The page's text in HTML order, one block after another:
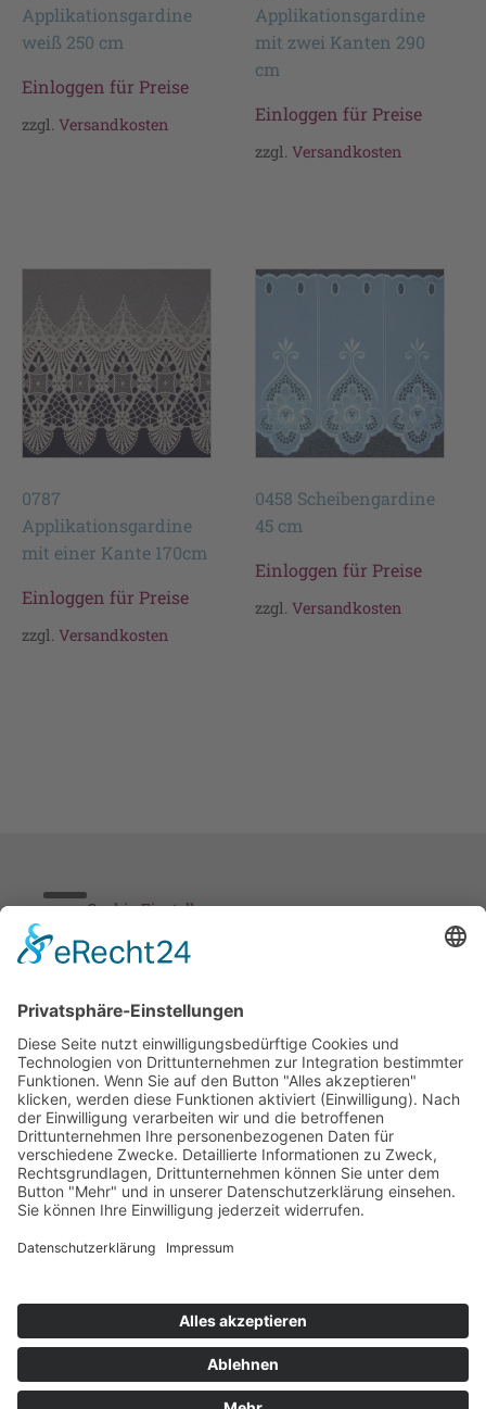
Applikationsgardine
weiß 250 cm
Einloggen für Preise
zzgl. Versandkosten
Applikationsgardine
mit zwei Kanten 290
cm
Einloggen für Preise
zzgl.Versandkosten
0787
Applikationsgardine
mit einer Kante 170cm
Einloggen für Preise
zzgl. Versandkosten
0458 Scheibengardine
45 cm
Einloggen für Preise
zzgl.Versandkosten
Cookie-Einstellungen
Stickereien & Textilien GmbH| Alle Rechte vorbehalten